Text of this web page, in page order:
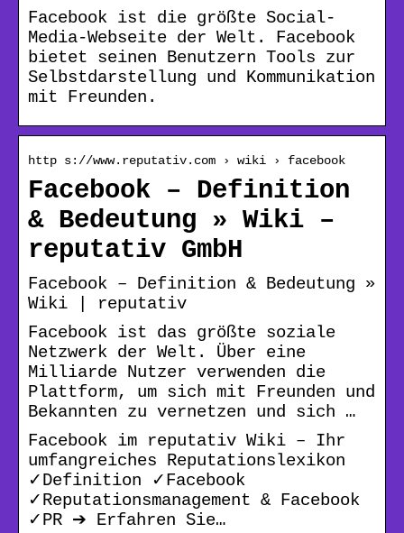
Facebook ist die größte Social-
Media-Webseite der Welt. Facebook
bietet seinen Benutzern Tools zur
Selbstdarstellung und Kommunikation
mit Freunden.
http s://www.reputativ.com › wiki › facebook
Facebook – Definition
& Bedeutung » Wiki –
reputativ GmbH
Facebook – Definition & Bedeutung »
Wiki | reputativ
Facebook ist das größte soziale
Netzwerk der Welt. Über eine
Milliarde Nutzer verwenden die
Plattform, um sich mit Freunden und
Bekannten zu vernetzen und sich …
Facebook im reputativ Wiki – Ihr
umfangreiches Reputationslexikon
✓Definition ✓Facebook
✓Reputationsmanagement & Facebook
✓PR ➔ Erfahren Sie…